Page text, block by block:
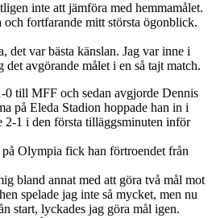
inte att jämföra med hemmamålet.
och fortfarande mitt största ögonblick.
det var bästa känslan. Jag var inne i
avgörande målet i en så tajt match.
0 till MFF och sedan avgjorde Dennis
på Eleda Stadion hoppade han in i
2-1 i den första tilläggsminuten inför
Olympia fick han förtroendet från
bland annat med att göra två mål mot
spelade jag inte så mycket, men nu
start, lyckades jag göra mål igen.